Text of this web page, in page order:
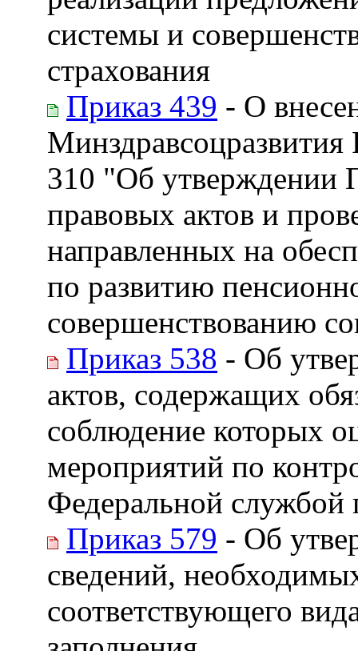
системы и
страхования
Приказ 439 - О
310 "Об утверждении
правовых актов и
направленных на
по развитию
совершенствованию
Приказ 538 - Об
актов, содержащих
соблюдение которых
мероприятий по
Федеральной службой
Приказ 579 - Об
сведений,
соответствующего